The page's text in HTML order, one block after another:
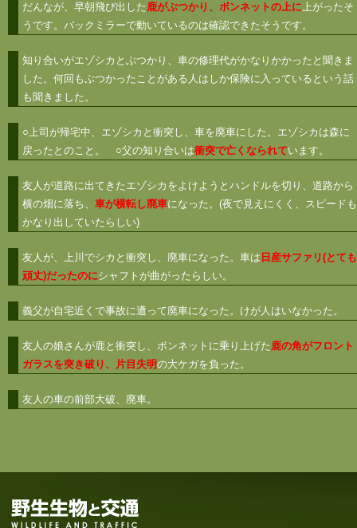
だんなが、早朝飛び出した鹿がぶつかり、ボンネットの上に上がったそ
うです。バックミラーで動いているのは確認できたそうです。
知り合いがエゾシカとぶつかり、車の修理代がかなりかかったと聞きま
した。何回もぶつかったことがある人はしか保険に入っているという話
も聞きました。
○上司が帰宅中、エゾシカと衝突し、車を廃車にした。エゾシカは森に
戻ったとのこと。 ○父の知り合いは衝突で亡くなられています。
友人が道路に出てきたエゾシカをよけようとハンドルを切り、道路から
横の畑に落ち、 車が横転し廃車になった。(夜で見えにくく、スピードも
かなり出していたらしい)
友人が、上川でシカと衝突し、廃車になった。車は 日産サファリ(とても
頑丈)だったのにシャフトが曲がったらしい。
義父が自宅近くで事故に遭って廃車になった。けが人はいなかった。
友人の娘さんが鹿と衝突し、ボンネットに乗り上げた鹿の角がフロント
ガラスを突き破り、片目失明の大ケガを負った。
友人の車の前部大破、廃車。